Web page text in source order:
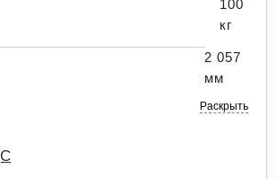
100
кг
2 057
мм
Раскрыть